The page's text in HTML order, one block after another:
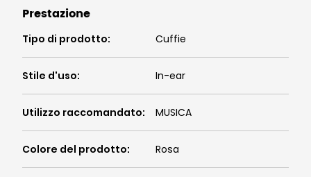
Prestazione
Tipo di prodotto: Cuffie
Stile d'uso: In-ear
Utilizzo raccomandato: MUSICA
Colore del prodotto: Rosa